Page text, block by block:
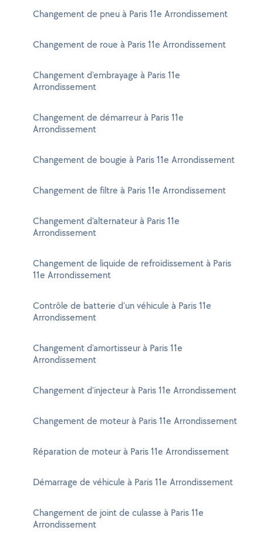
Changement de pneu à Paris 11e Arrondissement
Changement de roue à Paris 11e Arrondissement
Changement d'embrayage à Paris 11e
Arrondissement
Changement de démarreur à Paris 11e
Arrondissement
Changement de bougie à Paris 11e Arrondissement
Changement de filtre à Paris 11e Arrondissement
Changement d'alternateur à Paris 11e
Arrondissement
Changement de liquide de refroidissement à Paris
11e Arrondissement
Contrôle de batterie d'un véhicule à Paris 11e
Arrondissement
Changement d'amortisseur à Paris 11e
Arrondissement
Changement d'injecteur à Paris 11e Arrondissement
Changement de moteur à Paris 11e Arrondissement
Réparation de moteur à Paris 11e Arrondissement
Démarrage de véhicule à Paris 11e Arrondissement
Changement de joint de culasse à Paris 11e
Arrondissement